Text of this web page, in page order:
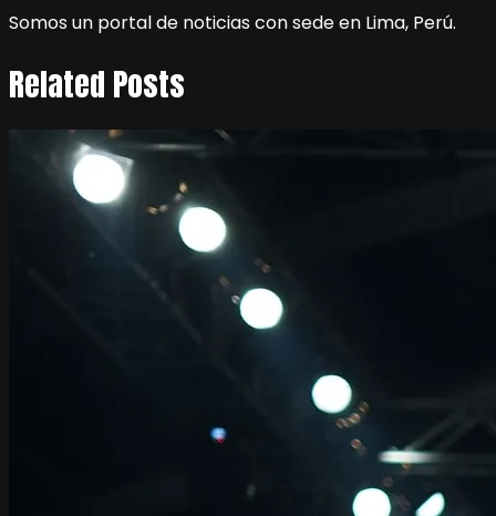
Somos un portal de noticias con sede en Lima, Perú.
Related Posts